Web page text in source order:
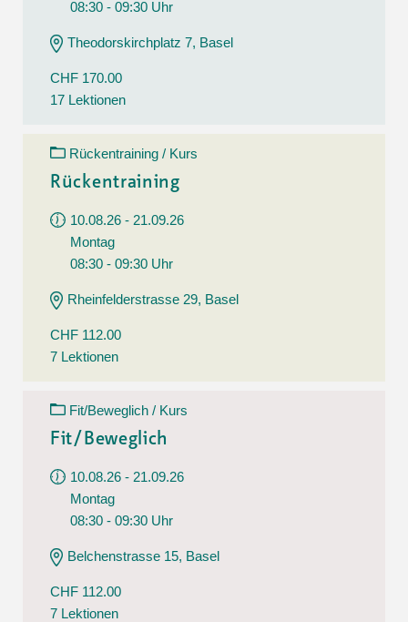
08:30 - 09:30 Uhr
Theodorskirchplatz 7, Basel
CHF 170.00
17 Lektionen
Rückentraining / Kurs
Rückentraining
10.08.26 - 21.09.26
Montag
08:30 - 09:30 Uhr
Rheinfelderstrasse 29, Basel
CHF 112.00
7 Lektionen
Fit/Beweglich / Kurs
Fit/Beweglich
10.08.26 - 21.09.26
Montag
08:30 - 09:30 Uhr
Belchenstrasse 15, Basel
CHF 112.00
7 Lektionen